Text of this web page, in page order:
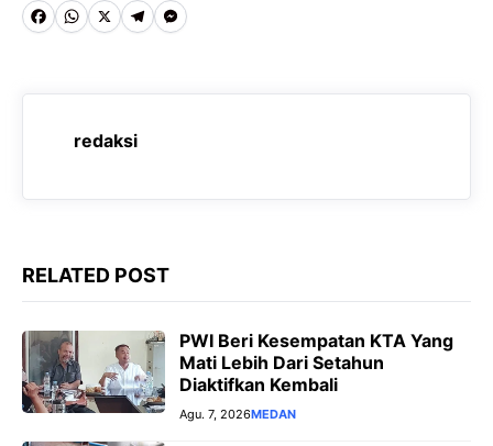
F
c
o
k
W
a
A
p
X T
l
e
r
m
M
s
n
e
r
redaksi
RELATED POST
PWI Beri Kesempatan KTA Yang
Mati Lebih Dari Setahun
Diaktifkan Kembali
Agu. 7, 2026MEDAN